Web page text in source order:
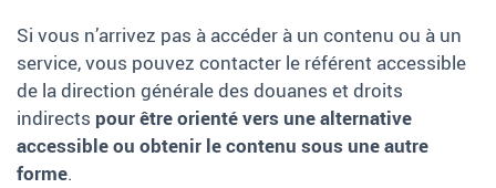
Si vous n’arrivez pas à accéder à un contenu ou à un
service, vous pouvez contacter le référent accessible
de la direction générale des douanes et droits
indirects pour être orienté vers une alternative
accessible ou obtenir le contenu sous une autre
forme.